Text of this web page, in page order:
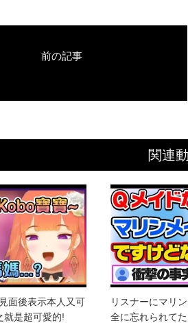
関連
面後表示本人又可
就是超可愛的!
リスナーにマリ
全に忘れられて